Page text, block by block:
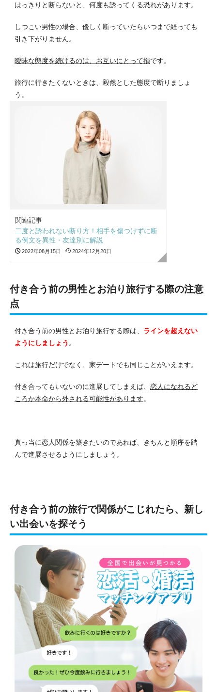
はっきりと断らないと、何度も誘ってくる恐れがあります。
しつこい男性の場合、優しく断っていたらいつまで経っても
引き下がりません。
曖昧な態度を続けるのは、お互いにとって損です。
旅行に行きたくないときは、毅然とした態度で断りましょ
う。
関連記事
二度と誘われない断り方！相手を傷つけずに断
る例文を異性・友達別に解説
2022年08月15日 2024年12月20日
付き合う前の男性とお泊り旅行する際の注意
点
付き合う前の男性とお泊り旅行する際は、 ラインを超えない
ようにしましょう 。
これは旅行だけでなく、家デートでも同じことがいえます。
付き合ってもいないのに進展してしまえば、 恋人になれるど
ころか本命から外される可能性があります。
真っ当に恋人関係を築きたいのであれば、きちんと順序を踏
んで進展させるようにしましょう。
付き合う前の旅行で関係がこじれたら、新し
い出会いを探そう